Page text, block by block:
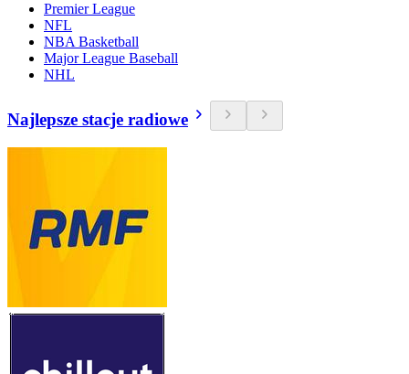
Premier League
NFL
NBA Basketball
Major League Baseball
NHL
Najlepsze stacje radiowe